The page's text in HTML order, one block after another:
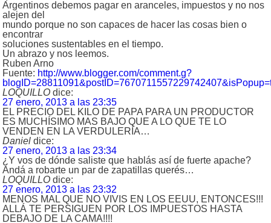
Argentinos debemos pagar en aranceles, impuestos y no nos
alejen del
mundo porque no son capaces de hacer las cosas bien o
encontrar
soluciones sustentables en el tiempo.
Un abrazo y nos leemos.
Ruben Arno
Fuente: http://www.blogger.com/comment.g?
LOQUILLO dice:
27 enero, 2013 a las 23:35
EL PRECIO DEL KILO DE PAPA PARA UN PRODUCTOR
ES MUCHÍSIMO MAS BAJO QUE A LO QUE TE LO
VENDEN EN LA VERDULERÍA…
Daniel dice:
27 enero, 2013 a las 23:34
¿Y vos de dónde saliste que hablás así de fuerte apache?
Andá a robarte un par de zapatillas querés…
LOQUILLO dice:
27 enero, 2013 a las 23:32
MENOS MAL QUE NO VIVIS EN LOS EEUU, ENTONCES!!!
ALLÁ TE PERSIGUEN POR LOS IMPUESTOS HASTA
DEBAJO DE LA CAMA!!!!